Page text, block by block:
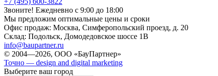
Звоните! Ежедневно с 9:00 до 18:00
Мы предложим оптимальные цены и сроки
Офис продаж: Москва, Симферопольский проезд, д. 20
Склад: Подольск, Домодедовское шоссе 1В
info@baupartner.ru
© 2004—2026, ООО «БауПартнер»
Точно — design and digital marketing
Выберите ваш город